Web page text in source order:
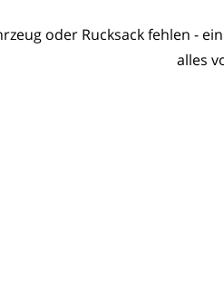
oder Rucksack fehlen -
alles